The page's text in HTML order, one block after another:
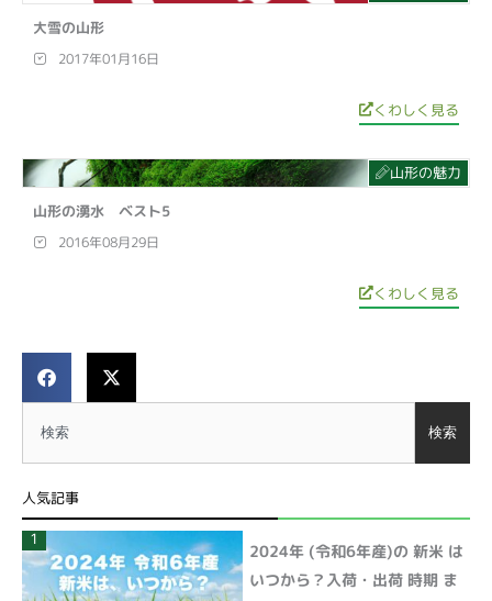
大雪の山形
2017年01月16日
くわしく見る
山形の魅力
山形の湧水 ベスト5
2016年08月29日
くわしく見る
検索
人気記事
1
2024年 (令和6年産)の 新米 は
いつから？入荷・出荷 時期 ま